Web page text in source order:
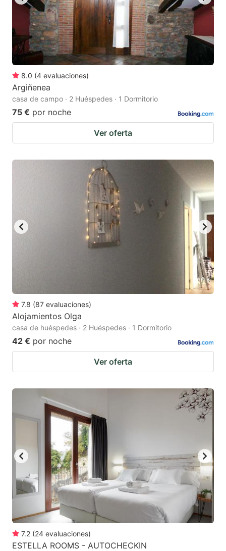
8.0 (4 evaluaciones)
Argiñenea
casa de campo · 2 Huéspedes · 1 Dormitorio
75 € por noche
Ver oferta
7.8 (87 evaluaciones)
Alojamientos Olga
casa de huéspedes · 2 Huéspedes · 1 Dormitorio
42 € por noche
Ver oferta
7.2 (24 evaluaciones)
ESTELLA ROOMS - AUTOCHECKIN